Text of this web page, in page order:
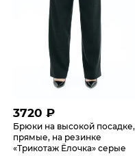
3720 ₽
Брюки на высокой посадке,
прямые, на резинке
«Трикотаж Ёлочка» серые